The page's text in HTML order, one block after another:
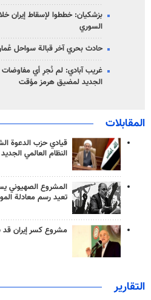
السوري
حادث بحري آخر قبالة سواحل
غريب آبادي: لم نُجرِ أي مفاوضات
الجديد لمضيق هرمز مؤقت
المقابلات
قيادي حزب الدعوة
النظام العالمي الجديد
المشروع الصهيوني
تعيد رسم معادلة
مشروع كسر إيران
التقارير